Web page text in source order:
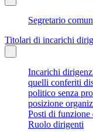
Segretario
Titolari di incarichi
Incarichi
quelli conferiti
politico senza
posizione
Posti di
Ruolo dirigenti